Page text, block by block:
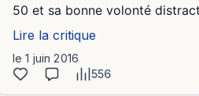
50 et sa bonne volonté
Lire la critique
le 1 juin 2016
556